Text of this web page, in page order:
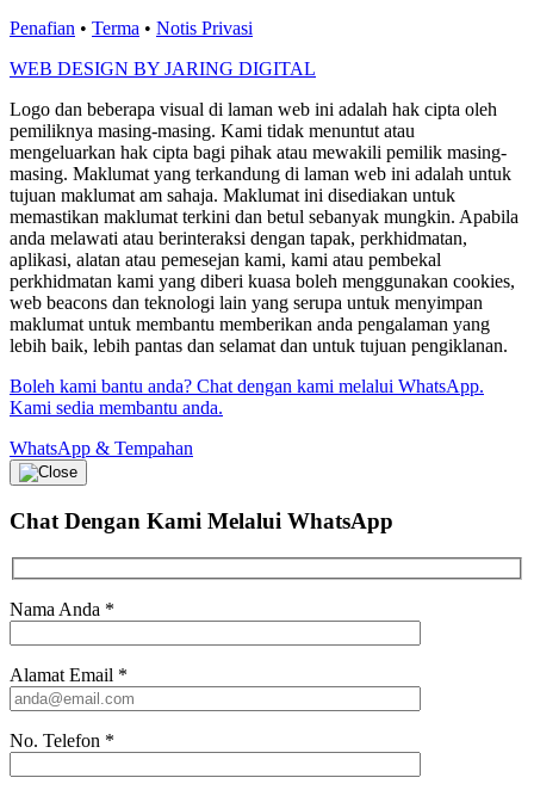
Penafian • Terma • Notis Privasi
WEB DESIGN BY JARING DIGITAL
Logo dan beberapa visual di laman web ini adalah hak cipta oleh
pemiliknya masing-masing. Kami tidak menuntut atau
mengeluarkan hak cipta bagi pihak atau mewakili pemilik masing-
masing. Maklumat yang terkandung di laman web ini adalah untuk
tujuan maklumat am sahaja. Maklumat ini disediakan untuk
memastikan maklumat terkini dan betul sebanyak mungkin. Apabila
anda melawati atau berinteraksi dengan tapak, perkhidmatan,
aplikasi, alatan atau pemesejan kami, kami atau pembekal
perkhidmatan kami yang diberi kuasa boleh menggunakan cookies,
web beacons dan teknologi lain yang serupa untuk menyimpan
maklumat untuk membantu memberikan anda pengalaman yang
lebih baik, lebih pantas dan selamat dan untuk tujuan pengiklanan.
Boleh kami bantu anda? Chat dengan kami melalui WhatsApp.
Kami sedia membantu anda.
WhatsApp & Tempahan
Chat Dengan Kami Melalui WhatsApp
Nama Anda *
Alamat Email *
No. Telefon *